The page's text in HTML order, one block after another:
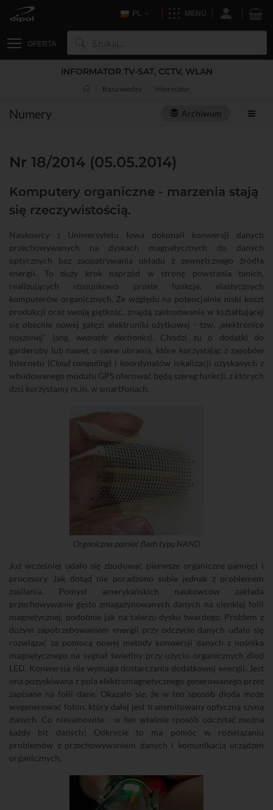
PL MENU
OFERTA
INFORMATOR TV-SAT, CCTV, WLAN
Baza wiedzy Informator
Numery Archiwum
Nr 18/2014 (05.05.2014)
Komputery organiczne - marzenia stają
się rzeczywistością.
Naukowcy z Uniwersytetu Iowa dokonali konwersji danych
przechowywanych na dyskach magnetycznych do danych
optycznych bez zaopatrywania układu z zewnętrznego źródła
energii. To duży krok naprzód w stronę powstania tanich,
realizujących stosunkowo proste funkcje, elastycznych
komputerów organicznych. Ze względu na potencjalnie niski koszt
produkcji oraz swoją giętkość, znajdą zastosowanie w kształtującej
się obecnie nowej gałęzi elektroniki użytkowej - tzw. „elektronice
noszonej” (ang. wearable electronics). Chodzi tu o dodatki do
garderoby lub nawet o same ubrania, które korzystając z zasobów
Internetu (Cloud computing) i koordynatów lokalizacji uzyskanych z
wbudowanego modułu GPS oferować będą szereg funkcji, z których
dziś korzystamy m.in. w smartfonach.
Organiczna pamięć flash typu NAND
Już wcześniej udało się zbudować pierwsze organiczne pamięci i
procesory. Jak dotąd nie poradzono sobie jednak z problemem
zasilania. Pomysł amerykańskich naukowców zakłada
przechowywanie gęsto zmagazynowanych danych na cienkiej folii
magnetycznej, podobnie jak na talerzu dysku twardego. Problem z
dużym zapotrzebowaniem energii przy odczycie danych udało się
rozwiązać za pomocą nowej metody konwersji danych z nośnika
magnetycznego na sygnał świetlny przy użyciu organicznych diod
LED. Konwersja nie wymaga dostarczania dodatkowej energii. Jest
ona pozyskiwana z pola elektromagnetycznego generowanego przez
zapisane na folii dane. Okazało się, że w ten sposób dioda może
wygenerować foton, który dalej jest transmitowany optyczną szyną
danych. Co niesamowite - w ten właśnie sposób odczytać można
każdy bit danych! Odkrycie to ma pomóc w rozwiązaniu
problemów z przechowywaniem danych i komunikacją urządzeń
organicznych.